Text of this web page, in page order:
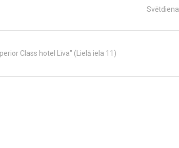
Svētdiena
Class hotel Līva" (Lielā iela 11)